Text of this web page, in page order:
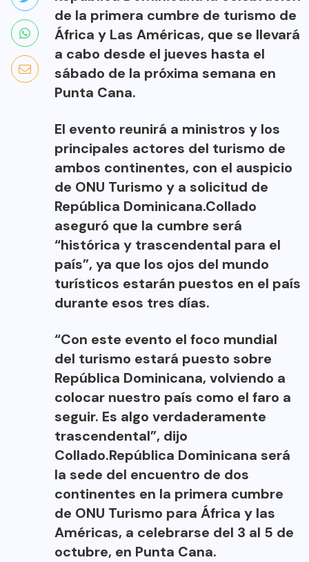
de la primera cumbre de turismo de
África y Las Américas, que se llevará
a cabo desde el jueves hasta el
sábado de la próxima semana en
Punta Cana.
El evento reunirá a ministros y los
principales actores del turismo de
ambos continentes, con el auspicio
de ONU Turismo y a solicitud de
República Dominicana.Collado
aseguró que la cumbre será
“histórica y trascendental para el
país”, ya que los ojos del mundo
turísticos estarán puestos en el país
durante esos tres días.
“Con este evento el foco mundial
del turismo estará puesto sobre
República Dominicana, volviendo a
colocar nuestro país como el faro a
seguir. Es algo verdaderamente
trascendental”, dijo
Collado.República Dominicana será
la sede del encuentro de dos
continentes en la primera cumbre
de ONU Turismo para África y las
Américas, a celebrarse del 3 al 5 de
octubre, en Punta Cana.